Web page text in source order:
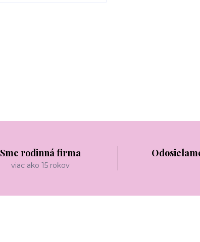
Sme rodinná firma
viac ako 15 rokov